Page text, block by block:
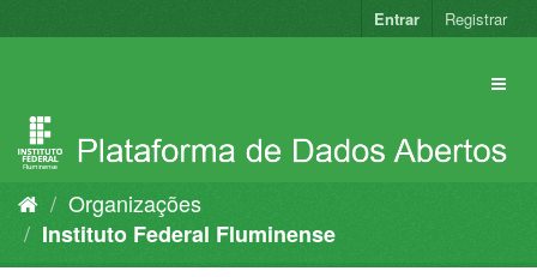
para
Entrar Registrar
Organizações
Instituto Federal Fluminense